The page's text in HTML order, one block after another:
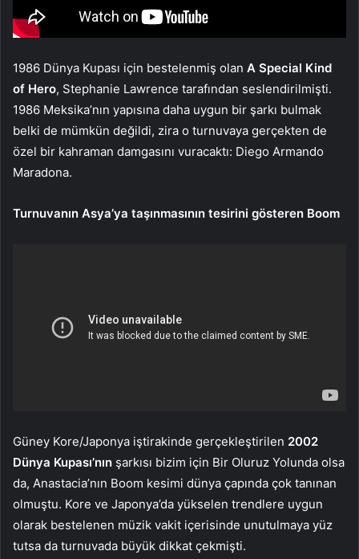
1986 Dünya Kupası için bestelenmiş olan A Special Kind
of Hero, Stephanie Lawrence tarafından seslendirilmişti.
1986 Meksika’nın yapısına daha uygun bir şarkı bulmak
belki de mümkün değildi, zira o turnuvaya gerçekten de
özel bir kahraman damgasını vuracaktı: Diego Armando
Maradona.
Turnuvanın Asya’ya taşınmasının tesirini gösteren Boom
Güney Kore/Japonya iştirakinde gerçekleştirilen 2002
Dünya Kupası’nın şarkısı bizim için Bir Oluruz Yolunda olsa
da, Anastacia’nın Boom kesimi dünya çapında çok tanınan
olmuştu. Kore ve Japonya’da yükselen trendlere uygun
olarak bestelenen müzik vakit içerisinde unutulmaya yüz
tutsa da turnuvada büyük dikkat çekmişti.